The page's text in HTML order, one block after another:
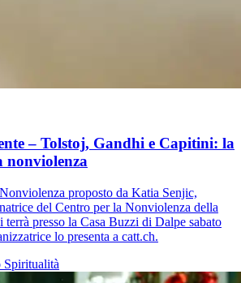
– Tolstoj, Gandhi e Capitini: la
nonviolenza
proposto da Katia Senjic,
del Centro per la Nonviolenza della
terrà presso la Casa Buzzi di Dalpe sabato
lo presenta a catt.ch.
Spiritualità